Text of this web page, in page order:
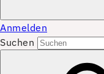
Anmelden
Suchen